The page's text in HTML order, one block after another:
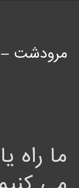
مرودشت – 22 بهمن شمالی
ما راه